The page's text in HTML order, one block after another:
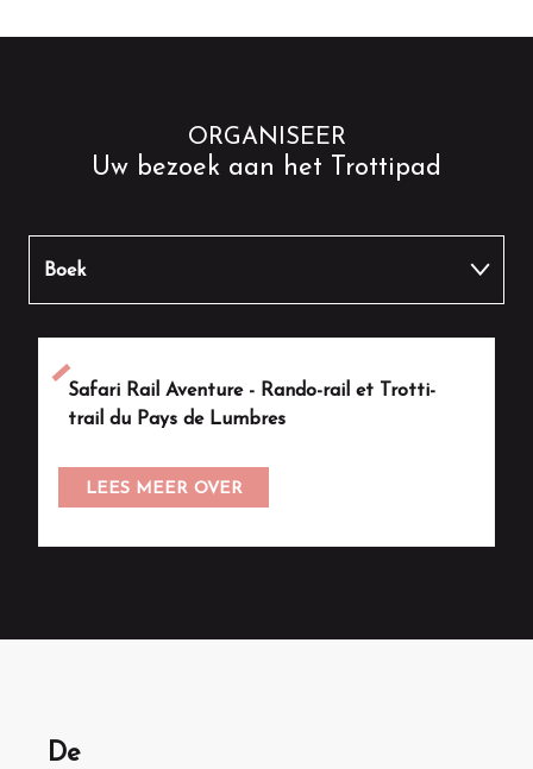
ORGANISEER
Uw bezoek aan het Trottipad
Boek
Rond eten
Andere activiteiten
Safari Rail Aventure - Rando-rail et Trotti-
trail du Pays de Lumbres
LEES MEER OVER
De